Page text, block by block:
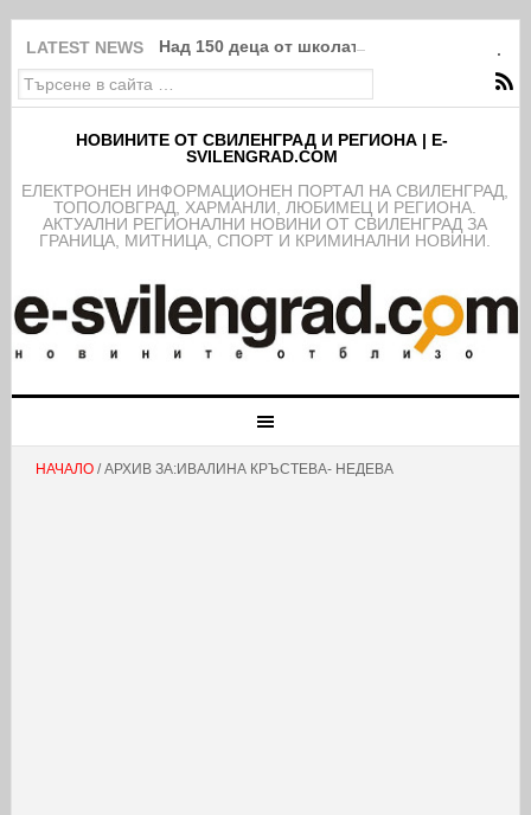
LATEST NEWS Над 150 деца от школата на ФК
НОВИНИТЕ ОТ СВИЛЕНГРАД И РЕГИОНА | E-
SVILENGRAD.COM
EЛЕКТРОНЕН ИНФОРМАЦИОНЕН ПОРТАЛ НА СВИЛЕНГРАД,
ТОПОЛОВГРАД, ХАРМАНЛИ, ЛЮБИМЕЦ И РЕГИОНА.
АКТУАЛНИ РЕГИОНАЛНИ НОВИНИ ОТ СВИЛЕНГРАД ЗА
ГРАНИЦА, МИТНИЦА, СПОРТ И КРИМИНАЛНИ НОВИНИ.
НАЧАЛО/ АРХИВ ЗА:ИВАЛИНА КРЪСТЕВА- НЕДЕВА